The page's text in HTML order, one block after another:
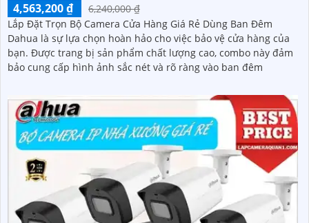
4,563,200 ₫
6,240,000 ₫
Lắp Đặt Trọn Bộ Camera Cửa Hàng Giá Rẻ Dùng Ban Đêm
Dahua là sự lựa chọn hoàn hảo cho việc bảo vệ cửa hàng của
bạn. Được trang bị sản phẩm chất lượng cao, combo này đảm
bảo cung cấp hình ảnh sắc nét và rõ ràng vào ban đêm